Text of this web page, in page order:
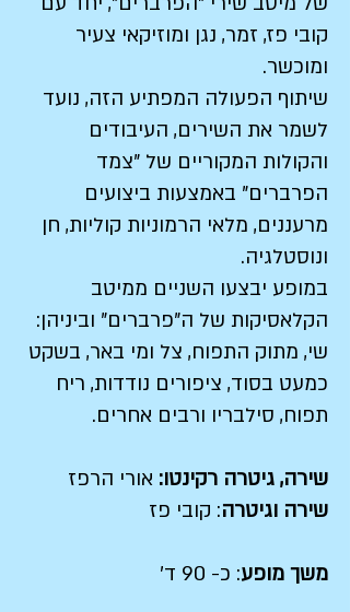
קובי פז, זמר, נגן ומוזיקאי צעיר
ומוכשר.
שיתוף הפעולה המפתיע הזה, נועד
לשמר את השירים, העיבודים
והקולות המקוריים של "צמד
הפרברים" באמצעות ביצועים
מרעננים, מלאי הרמוניות קוליות, חן
ונוסטלגיה.
במופע יבצעו השניים ממיטב
הקלאסיקות של ה"פרברים" וביניהן:
שי, מתוק התפוח, צל ומי באר, בשקט
כמעט בסוד, ציפורים נודדות, ריח
תפוח, סילבריו ורבים אחרים.
שירה, גיטרה רקינטו: אורי הרפז
שירה וגיטרה: קובי פז
משך מופע: כ- 90 ד'